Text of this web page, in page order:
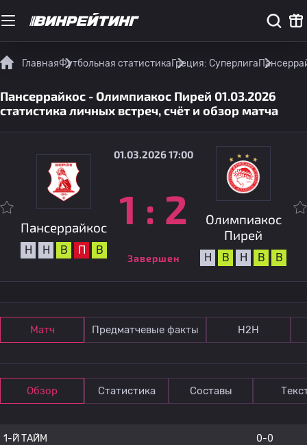
ГлавнаяФутбольная статистикаГреция: Суперлига
Пансеррайкос - Олимпиакос Пирей 01.03.2026
статистика личных встреч, счёт и обзор матча
Пансеррайкос
Н Н В П В
01.03.2026 17:00
1 : 2
Завершен
Олимпиакос
Пирей
Н В Н В В
Матч Предматчевые факты Н2Н
Обзор Статистика Составы
1-Й ТАЙМ 0-0